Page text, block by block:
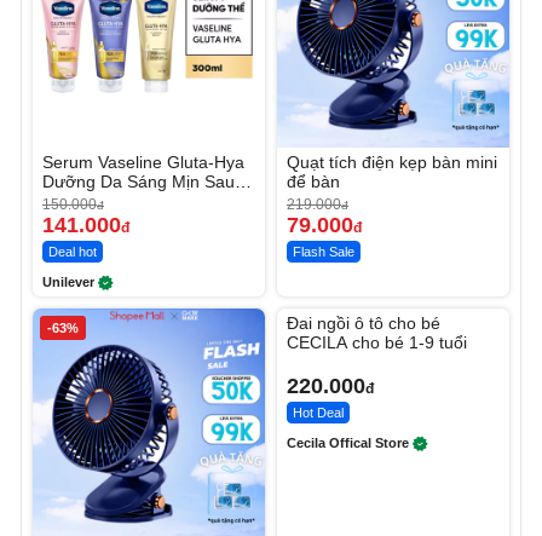
Serum Vaseline Gluta-Hya
Dưỡng Da Sáng Mịn Sau 7
Ngày
150.000đ
141.000đ
Deal hot
Unilever
Quạt tích điện kẹp bàn mini
để bàn
219.000đ
79.000đ
Flash Sale
-63%
Đai ngồi ô tô cho bé
CECILA cho bé 1-9 tuổi
220.000đ
Hot Deal
Cecila Offical Store